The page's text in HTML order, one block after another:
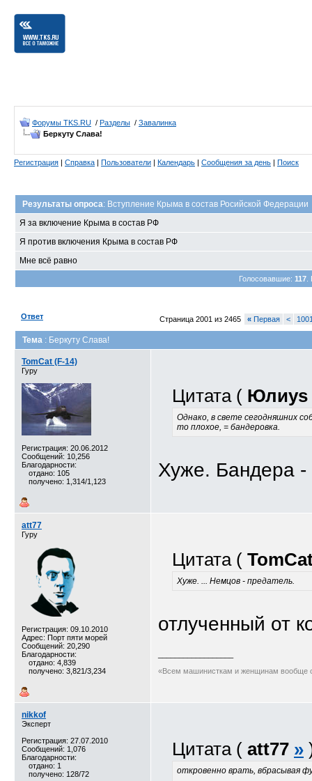
Форумы TKS.RU / Разделы / Завалинка
Беркуту Слава!
Регистрация | Справка | Пользователи | Календарь | Сообщения за день | Поиск
Результаты опроса: Вступление Крыма в состав Росийской Федерации
Я за включение Крыма в состав РФ
Я против включения Крыма в состав РФ
Мне всё равно
Голосовавшие: 117
Ответ Страница 2001 из 2465 « Первая <
Тема : Беркуту Слава!
TomCat (F-14)
Гуру
Регистрация: 20.06.2012
Сообщений: 10,256
Благодарности:
отдано: 105
получено: 1,314/1,123
Цитата ( Юлиуs
Однако, в свете сегодняшних
то плохое, = бандеровка.
Хуже. Бандера -
att77
Гуру
Регистрация: 09.10.2010
Адрес: Порт пяти морей
Сообщений: 20,290
Благодарности:
отдано: 4,839
получено: 3,821/3,234
Цитата (
Хуже. ... Немцов - предатель.
отлученный от
«Всем машинисткам и женщинам вообще
nikkof
Эксперт
Регистрация: 27.07.2010
Сообщений: 1,076
Благодарности:
отдано: 1
получено: 128/72
Цитата ( att77 »
откровенно врать, вбрасывая